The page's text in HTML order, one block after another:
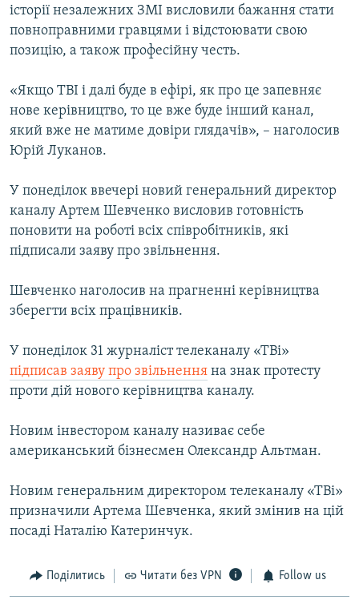
історії незалежних ЗМІ висловили бажання стати
повноправними гравцями і відстоювати свою
позицію, а також професійну честь.
«Якщо ТВІ і далі буде в ефірі, як про це запевняє
нове керівництво, то це вже буде інший канал,
який вже не матиме довіри глядачів», – наголосив
Юрій Луканов.
У понеділок ввечері новий генеральний директор
каналу Артем Шевченко висловив готовність
поновити на роботі всіх співробітників, які
підписали заяву про звільнення.
Шевченко наголосив на прагненні керівництва
зберегти всіх працівників.
У понеділок 31 журналіст телеканалу «ТВі»
підписав заяву про звільнення на знак протесту
проти дій нового керівництва каналу.
Новим інвестором каналу називає себе
американський бізнесмен Олександр Альтман.
Новим генеральним директором телеканалу «ТВі»
призначили Артема Шевченка, який змінив на цій
посаді Наталію Катеринчук.
Поділитись Читати без VPN Follow us